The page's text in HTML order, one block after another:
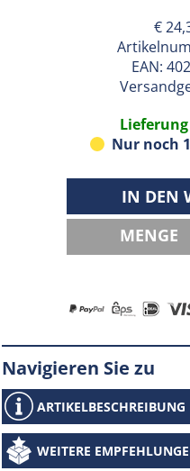
€
EAN:
Lieferung
Nur noch
IN DEN
MENGE
Navigieren Sie zu
ARTIKELBESCHREIBUNG
WEITERE